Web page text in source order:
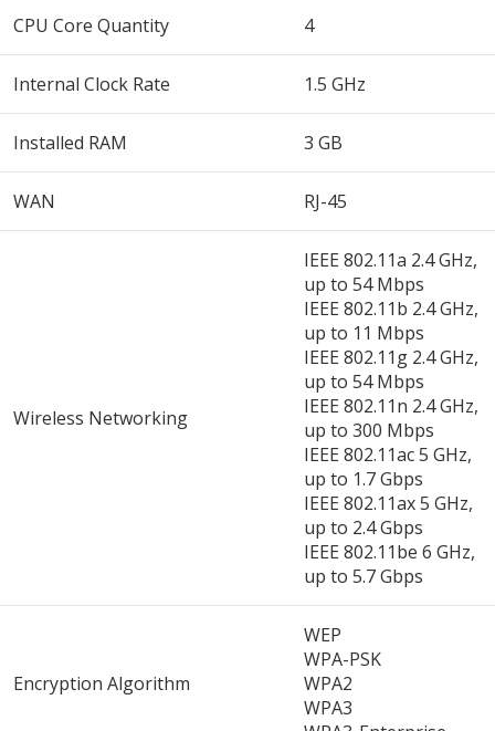
CPU Core Quantity 4
Internal Clock Rate 1.5 GHz
Installed RAM 3 GB
WAN RJ-45
Wireless Networking
IEEE 802.11a 2.4 GHz,
up to 54 Mbps
IEEE 802.11b 2.4 GHz,
up to 11 Mbps
IEEE 802.11g 2.4 GHz,
up to 54 Mbps
IEEE 802.11n 2.4 GHz,
up to 300 Mbps
IEEE 802.11ac 5 GHz,
up to 1.7 Gbps
IEEE 802.11ax 5 GHz,
up to 2.4 Gbps
IEEE 802.11be 6 GHz,
up to 5.7 Gbps
Encryption Algorithm
WEP
WPA-PSK
WPA2
WPA3